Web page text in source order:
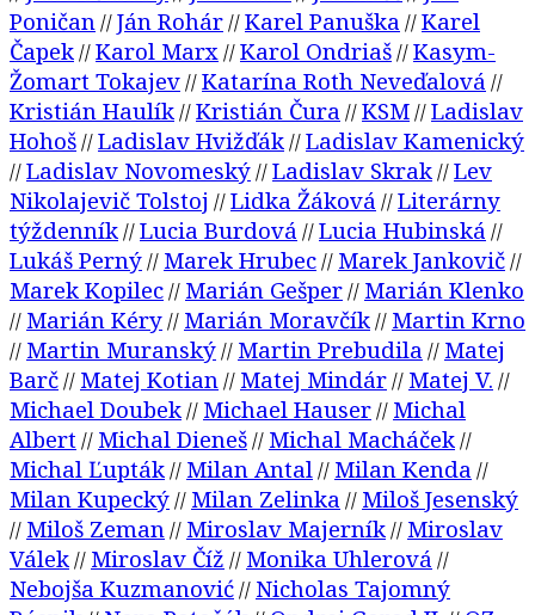
Poničan //Ján Rohár//Karel Panuška //Karel
Čapek//Karol Marx //Karol Ondriaš//Kasym-
Žomart Tokajev//Katarína Roth Neveďalová //
Kristián Haulík//Kristián Čura //KSM//Ladislav
Hohoš//Ladislav Hvižďák//Ladislav Kamenický
//Ladislav Novomeský//Ladislav Skrak//Lev
Nikolajevič Tolstoj //Lidka Žáková //Literárny
týždenník//Lucia Burdová //Lucia Hubinská //
Lukáš Perný// Marek Hrubec// Marek Jankovič//
Marek Kopilec// Marián Gešper// Marián Klenko
// Marián Kéry// Marián Moravčík// Martin Krno
// Martin Muranský// Martin Prebudila // Matej
Barč// Matej Kotian // Matej Mindár// Matej V. //
Michael Doubek// Michael Hauser// Michal
Albert // Michal Dieneš// Michal Macháček//
Michal Ľupták// Milan Antal // Milan Kenda //
Milan Kupecký// Milan Zelinka // Miloš Jesenský
// Miloš Zeman // Miroslav Majerník// Miroslav
Válek// Miroslav Číž // Monika Uhlerová //
Nebojša Kuzmanović// Nicholas Tajomný